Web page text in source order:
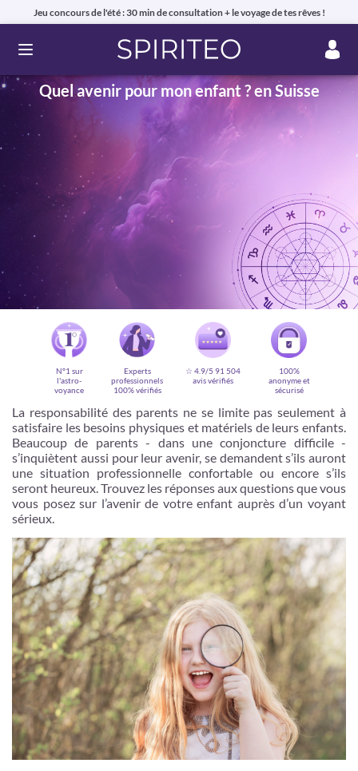
Jeu concours de l'été : 30 min de consultation + le voyage de tes rêves !
Ouvrir le menu
Quel avenir pour mon enfant ? en Suisse
Voyance privée en ligne par téléphone, chat ou mail
99% de clients satisfaits, avis authentiques !
Je m'inscris
N°1 sur
l'astro-
voyance
Experts
professionnels
100% vérifiés
☆ 4.9/5 91 504
avis vérifiés
100%
anonyme et
sécurisé
La responsabilité des parents ne se limite pas seulement à
satisfaire les besoins physiques et matériels de leurs enfants.
Beaucoup de parents - dans une conjoncture difficile -
s’inquiètent aussi pour leur avenir, se demandent s’ils auront
une situation professionnelle confortable ou encore s’ils
seront heureux. Trouvez les réponses aux questions que vous
vous posez sur l’avenir de votre enfant auprès d’un voyant
sérieux.